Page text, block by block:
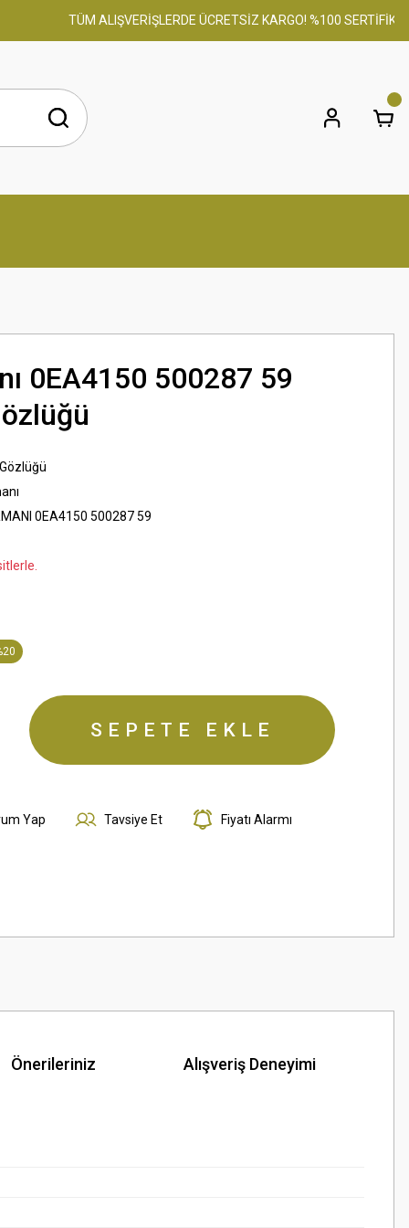
TÜM ALIŞVERİŞLERDE ÜCRETSİZ KARGO! %100 SERTİFİKALI
0EA4150 500287 59
0EA4150 500287 59
SEPETE EKLE
Yap Tavsiye Et Fiyatı Alarmı
Önerileriniz Alışveriş Deneyimi